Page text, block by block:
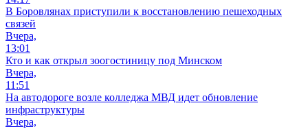
В Боровлянах приступили к восстановлению пешеходных
связей
Вчера,
13:01
Кто и как открыл зоогостиницу под Минском
Вчера,
11:51
На автодороге возле колледжа МВД идет обновление
инфраструктуры
Вчера,